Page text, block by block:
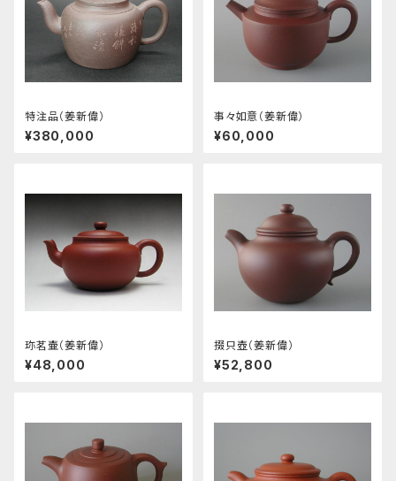
特注品（姜新偉）
¥380,000
事々如意（姜新偉）
¥60,000
珎茗壷（姜新偉）
¥48,000
掇只壺（姜新偉）
¥52,800